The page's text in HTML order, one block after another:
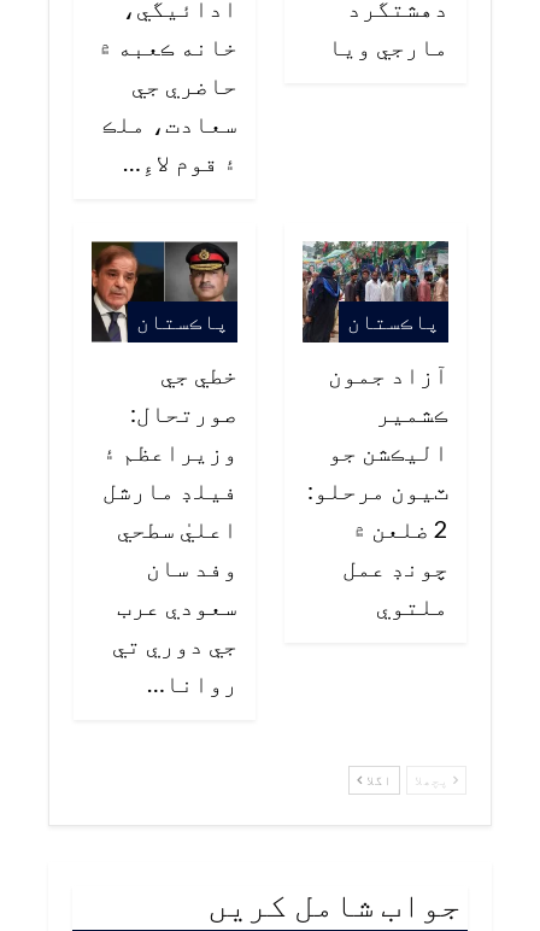
دهشتگرد
مارجي ويا
ادائيگي،
خانه ڪعبه ۾
حاضري جي
سعادت، ملڪ
۽ قوم لاءِ…
پاڪستان
آزاد جمون
ڪشمير
اليڪشن جو
ٽيون مرحلو:
2 ضلعن ۾
چونڊ عمل
ملتوي
پاڪستان
خطي جي
صورتحال:
وزيراعظم ۽
فيلڊ مارشل
اعليٰ سطحي
وفد سان
سعودي عرب
جي دوري تي
روانا…
پچھلا اگلا
جواب شامل کریں